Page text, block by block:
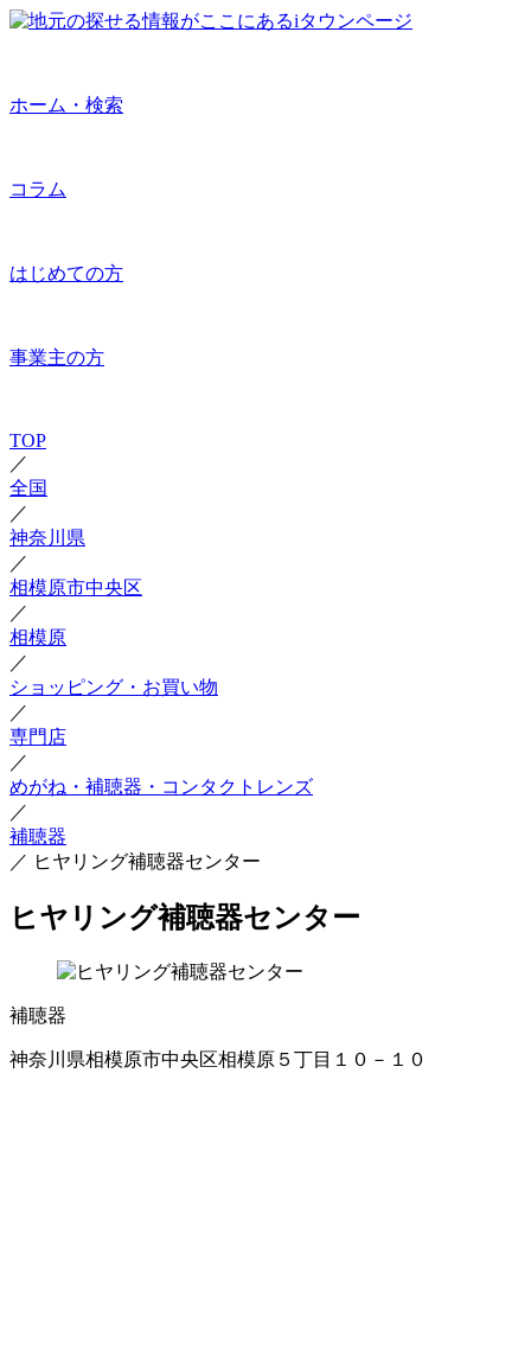
ホーム・検索
コラム
はじめての方
事業主の方
TOP
／
全国
／
神奈川県
／
相模原市中央区
／
相模原
／
ショッピング・お買い物
／
専門店
／
めがね・補聴器・コンタクトレンズ
／
補聴器
／ ヒヤリング補聴器センター
ヒヤリング補聴器センター
補聴器
神奈川県相模原市中央区相模原５丁目１０－１０